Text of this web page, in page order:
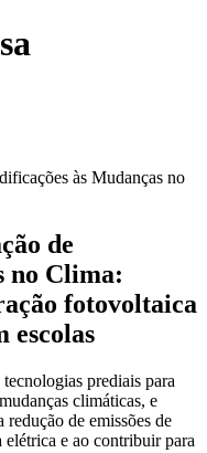
às Mudanças no
de
no Clima:
fotovoltaica
escolas
prediais para
climáticas, e
de emissões de
e ao contribuir para